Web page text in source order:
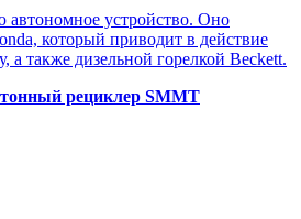
устройство. Оно
который приводит в действие
а также дизельной горелкой Beckett.
рециклер SMMT